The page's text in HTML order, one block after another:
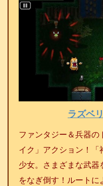
ラズベ
ファンタジー＆兵器の
イク」アクション！「
少女。さまざまな武
をなぎ倒す！ルート